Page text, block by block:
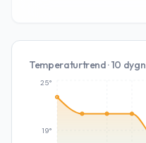
Temperaturtrend · 10 dygn
19°
25°